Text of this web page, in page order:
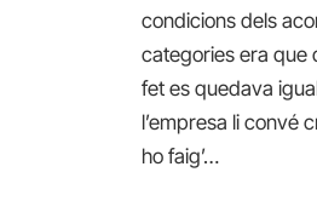
condicions dels
categories era que
fet es quedava
l’empresa li convé
ho faig’…